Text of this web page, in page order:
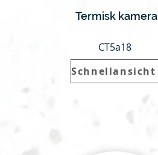
Termisk kamera
CT5a18
Schnellansicht